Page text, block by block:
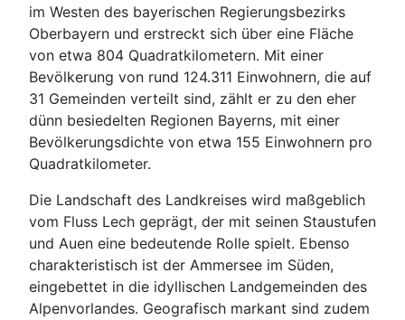
im Westen des bayerischen Regierungsbezirks
Oberbayern und erstreckt sich über eine Fläche
von etwa 804 Quadratkilometern. Mit einer
Bevölkerung von rund 124.311 Einwohnern, die auf
31 Gemeinden verteilt sind, zählt er zu den eher
dünn besiedelten Regionen Bayerns, mit einer
Bevölkerungsdichte von etwa 155 Einwohnern pro
Quadratkilometer.
Die Landschaft des Landkreises wird maßgeblich
vom Fluss Lech geprägt, der mit seinen Staustufen
und Auen eine bedeutende Rolle spielt. Ebenso
charakteristisch ist der Ammersee im Süden,
eingebettet in die idyllischen Landgemeinden des
Alpenvorlandes. Geografisch markant sind zudem